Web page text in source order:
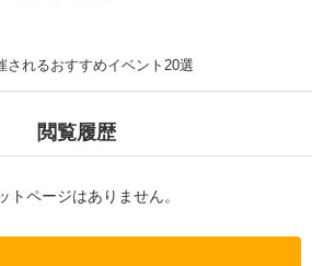
されるおすすめイベント20選
閲覧履歴
トページはありません。